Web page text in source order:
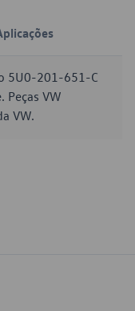
5U0-201-651-C
Peças VW
VW.